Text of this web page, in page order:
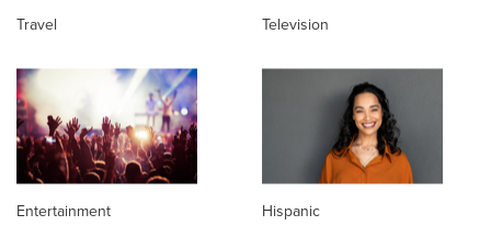
Travel Television
Entertainment Hispanic